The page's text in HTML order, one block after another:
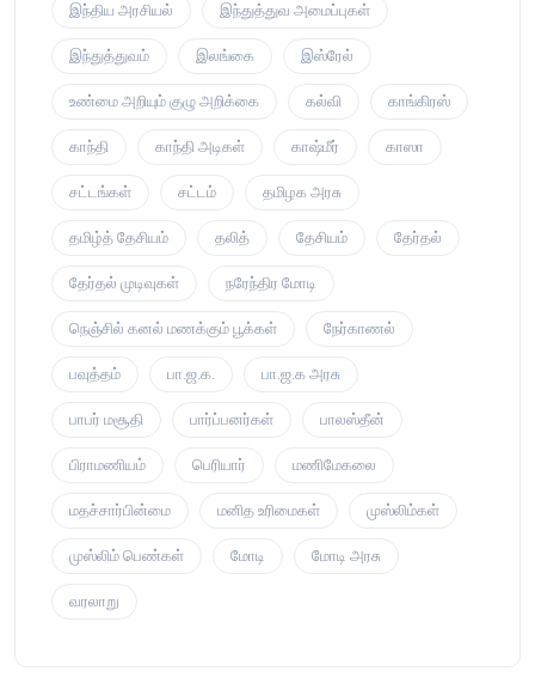
இந்திய அரசியல் இந்துத்துவ அமைப்புகள்
இந்துத்துவம் இலங்கை இஸ்ரேல்
உண்மை அறியும் குழு அறிக்கை கல்வி காங்கிரஸ்
காந்தி காந்தி அடிகள் காஷ்மீர் காஸா
சட்டங்கள் சட்டம் தமிழக அரசு
தமிழ்த் தேசியம் தலித் தேசியம் தேர்தல்
தேர்தல் முடிவுகள் நரேந்திர மோடி
நெஞ்சில் கனல் மணக்கும் பூக்கள் நேர்காணல்
பவுத்தம் பா.ஜ.க. பா.ஜ.க அரசு
பாபர் மசூதி பார்ப்பனர்கள் பாலஸ்தீன்
பிராமணியம் பெரியார் மணிமேகலை
மதச்சார்பின்மை மனித உரிமைகள் முஸ்லிம்கள்
முஸ்லிம் பெண்கள் மோடி மோடி அரசு
வரலாறு